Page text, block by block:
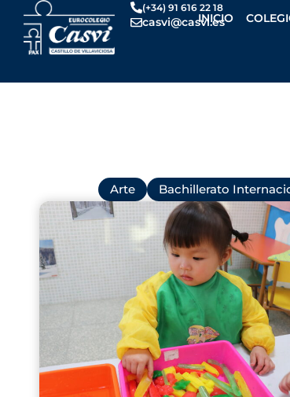
contenido
(+34) 91 616 22 18
casvi@casvi.es
INICIO
Arte Bachillerato